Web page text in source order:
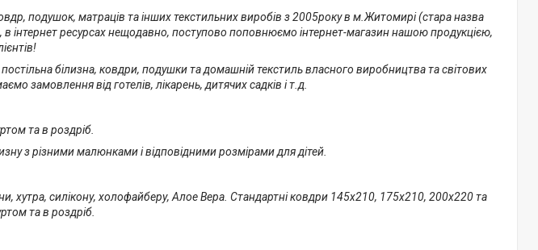
подушок, матраців та інших текстильних виробів з 2005року в м.Житомирі (стара назва
в інтернет ресурсах нещодавно, поступово поповнюємо інтернет-магазин нашою продукцією,
постільна білизна, ковдри, подушки та домашній текстиль власного виробництва та світових
замовлення від готелів, лікарень, дитячих садків і т.д.
та в роздріб.
з різними малюнками і відповідними розмірами для дітей.
хутра, силікону, холофайберу, Алое Вера. Стандартні ковдри 145х210, 175х210, 200х220 та
та в роздріб.